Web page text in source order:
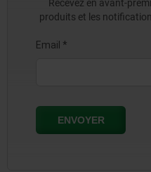
Recevez en avant-
produits et les